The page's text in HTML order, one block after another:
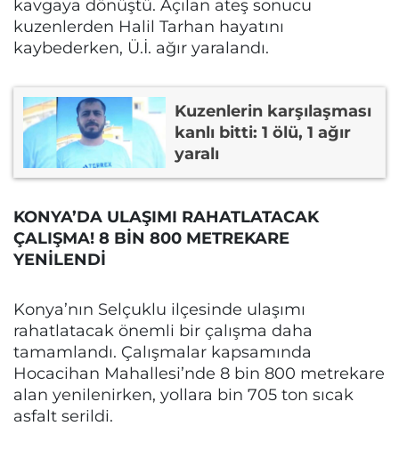
kavgaya dönüştü. Açılan ateş sonucu
kuzenlerden Halil Tarhan hayatını
kaybederken, Ü.İ. ağır yaralandı.
Kuzenlerin karşılaşması
kanlı bitti: 1 ölü, 1 ağır
yaralı
KONYA’DA ULAŞIMI RAHATLATACAK
ÇALIŞMA! 8 BİN 800 METREKARE
YENİLENDİ
Konya’nın Selçuklu ilçesinde ulaşımı
rahatlatacak önemli bir çalışma daha
tamamlandı. Çalışmalar kapsamında
Hocacihan Mahallesi’nde 8 bin 800 metrekare
alan yenilenirken, yollara bin 705 ton sıcak
asfalt serildi.